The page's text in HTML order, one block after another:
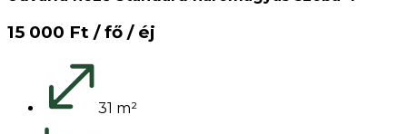
15 000 Ft / fő / éj
31 m²